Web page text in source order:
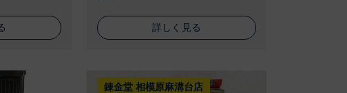
詳しく見る
錬金堂 相模原麻溝台店